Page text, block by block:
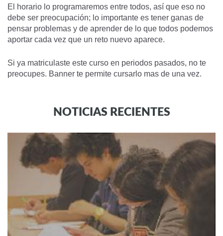
El horario lo programaremos entre todos, así que eso no
debe ser preocupación; lo importante es tener ganas de
pensar problemas y de aprender de lo que todos podemos
aportar cada vez que un reto nuevo aparece.
Si ya matriculaste este curso en periodos pasados, no te
preocupes. Banner te permite cursarlo mas de una vez.
NOTICIAS RECIENTES